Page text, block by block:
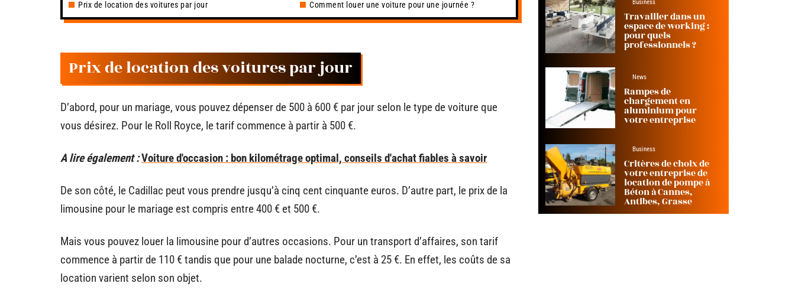
Prix de location des voitures par jour Comment louer une voiture pour une journée ?
Prix de location des voitures par jour
D’abord, pour un mariage, vous pouvez dépenser de 500 à 600 € par jour selon le type de voiture que
vous désirez. Pour le Roll Royce, le tarif commence à partir à 500 €.
A lire également :Voiture d'occasion : bon kilométrage optimal, conseils d'achat fiables à savoir
De son côté, le Cadillac peut vous prendre jusqu’à cinq cent cinquante euros. D’autre part, le prix de la
limousine pour le mariage est compris entre 400 € et 500 €.
Mais vous pouvez louer la limousine pour d’autres occasions. Pour un transport d’affaires, son tarif
commence à partir de 110 € tandis que pour une balade nocturne, c’est à 25 €. En effet, les coûts de sa
location varient selon son objet.
Business
Travailler dans un
espace de working :
pour quels
professionnels ?
News
Rampes de
chargement en
aluminium pour
votre entreprise
Business
Critères de choix de
votre entreprise de
location de pompe à
Béton à Cannes,
Antibes, Grasse